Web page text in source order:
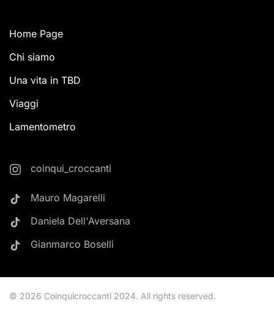
Home Page
Chi siamo
Una vita in TBD
Viaggi
Lamentometro
coinqui_croccanti
Mauro Magarelli
Daniela Dell'Aversana
Gianmarco Boselli
© 2026 Coinquicroccanti 2024. All rights reserved.